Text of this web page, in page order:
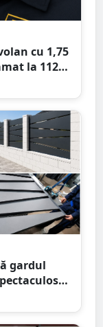
cu 1,75
la 112
gardul